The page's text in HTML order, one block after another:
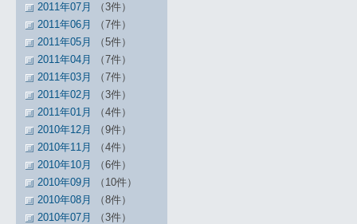
2011年07月
（3件）
2011年06月
（7件）
2011年05月
（5件）
2011年04月
（7件）
2011年03月
（7件）
2011年02月
（3件）
2011年01月
（4件）
2010年12月
（9件）
2010年11月
（4件）
2010年10月
（6件）
2010年09月
（10件）
2010年08月
（8件）
2010年07月
（3件）